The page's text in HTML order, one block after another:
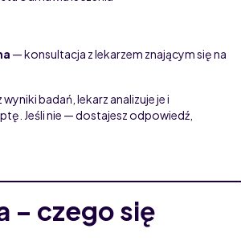
— konsultacja z lekarzem znającym się na
badań, lekarz analizuje je i
Jeśli nie — dostajesz odpowiedź,
– czego się